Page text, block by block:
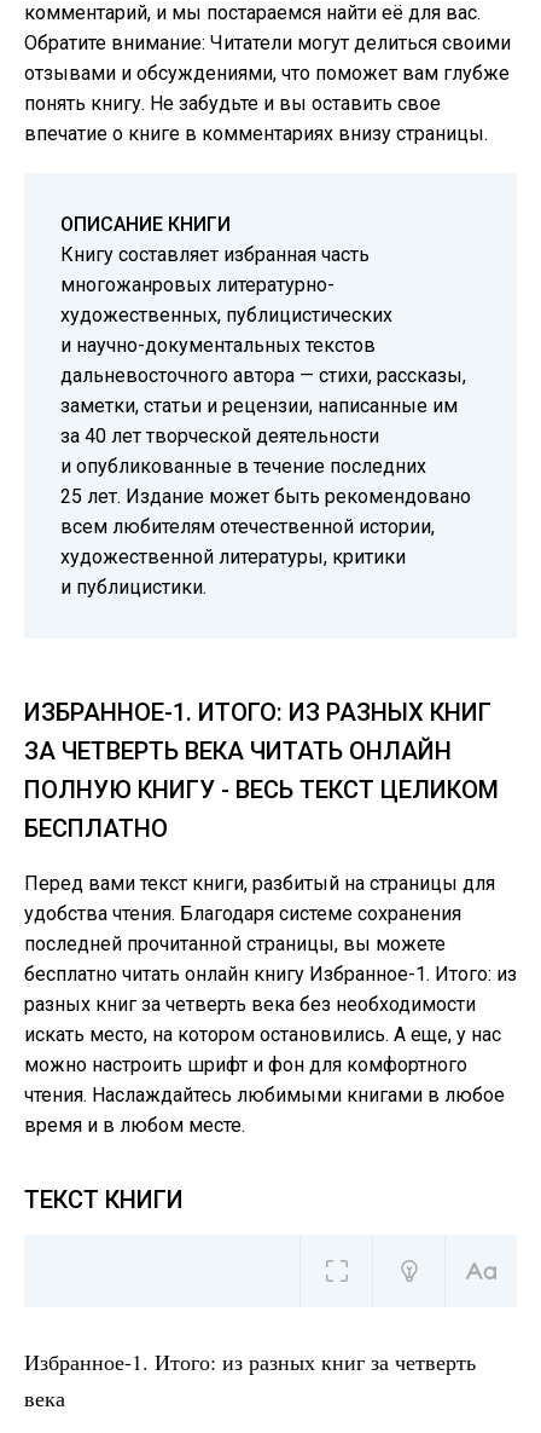
комментарий, и мы постараемся найти её для вас.
Обратите внимание: Читатели могут делиться своими
отзывами и обсуждениями, что поможет вам глубже
понять книгу. Не забудьте и вы оставить свое
впечатие о книге в комментариях внизу страницы.
ОПИСАНИЕ КНИГИ
Книгу составляет избранная часть
многожанровых литературно-
художественных, публицистических
и научно-документальных текстов
дальневосточного автора — стихи, рассказы,
заметки, статьи и рецензии, написанные им
за 40 лет творческой деятельности
и опубликованные в течение последних
25 лет. Издание может быть рекомендовано
всем любителям отечественной истории,
художественной литературы, критики
и публицистики.
ИЗБРАННОЕ-1. ИТОГО: ИЗ РАЗНЫХ КНИГ
ЗА ЧЕТВЕРТЬ ВЕКА ЧИТАТЬ ОНЛАЙН
ПОЛНУЮ КНИГУ - ВЕСЬ ТЕКСТ ЦЕЛИКОМ
БЕСПЛАТНО
Перед вами текст книги, разбитый на страницы для
удобства чтения. Благодаря системе сохранения
последней прочитанной страницы, вы можете
бесплатно читать онлайн книгу Избранное-1. Итого: из
разных книг за четверть века без необходимости
искать место, на котором остановились. А еще, у нас
можно настроить шрифт и фон для комфортного
чтения. Наслаждайтесь любимыми книгами в любое
время и в любом месте.
ТЕКСТ КНИГИ
Избранное-1. Итого: из разных книг за четверть
века